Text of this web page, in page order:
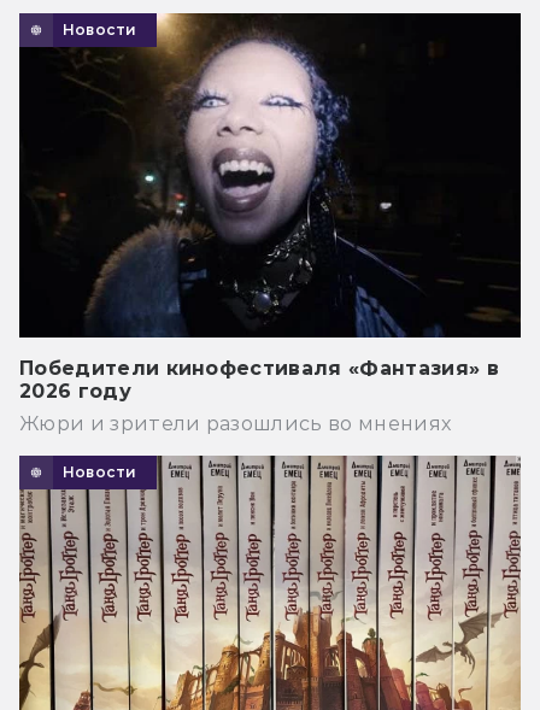
Новости
Победители кинофестиваля «Фантазия» в
2026 году
Жюри и зрители разошлись во мнениях
Новости